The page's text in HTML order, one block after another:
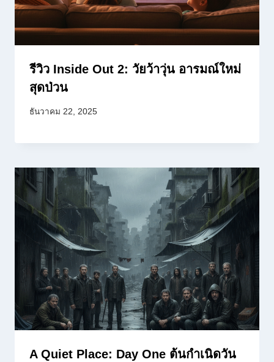
รีวิว Inside Out 2: วัยว้าวุ่น อารมณ์ใหม่
สุดป่วน
ธันวาคม 22, 2025
A Quiet Place: Day One ต้นกำเนิดวัน